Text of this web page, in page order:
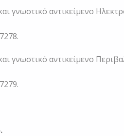
γνωστικό αντικείμενο
γνωστικό αντικείμενο